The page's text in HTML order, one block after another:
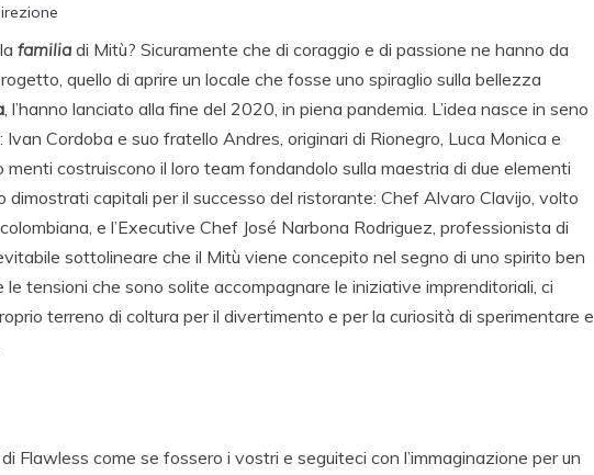
familia di Mitù? Sicuramente che di coraggio e di passione ne hanno da
quello di aprire un locale che fosse uno spiraglio sulla bellezza
, l’hanno lanciato alla fine del 2020, in piena pandemia. L’idea nasce in seno
Ivan Cordoba e suo fratello Andres, originari di Rionegro, Luca Monica e
menti costruiscono il loro team fondandolo sulla maestria di due elementi
dimostrati capitali per il successo del ristorante: Chef Alvaro Clavijo, volto
e l’Executive Chef José Narbona Rodriguez, professionista di
sottolineare che il Mitù viene concepito nel segno di uno spirito ben
tensioni che sono solite accompagnare le iniziative imprenditoriali, ci
terreno di coltura per il divertimento e per la curiosità di sperimentare e
Flawless come se fossero i vostri e seguiteci con l’immaginazione per un